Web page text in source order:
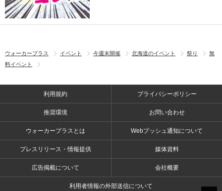
ウォーカープラス イベント 今週末開催 北海道のイベント 祭り
無
料イベント
利用規約 プライバシーポリシー
推奨環境 お問い合わせ
ウォーカープラスとは Webプッシュ通知について
プレスリリース・情報提供 媒体資料
広告掲載について 会社概要
利用者情報の外部送信について